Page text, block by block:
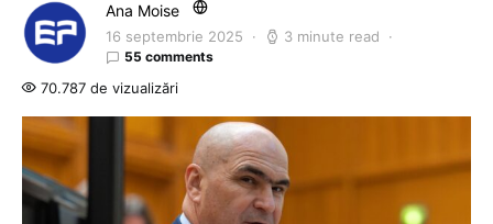
Ana Moise
16 septembrie 2025 3 minute read
55 comments
70.787 de vizualizări